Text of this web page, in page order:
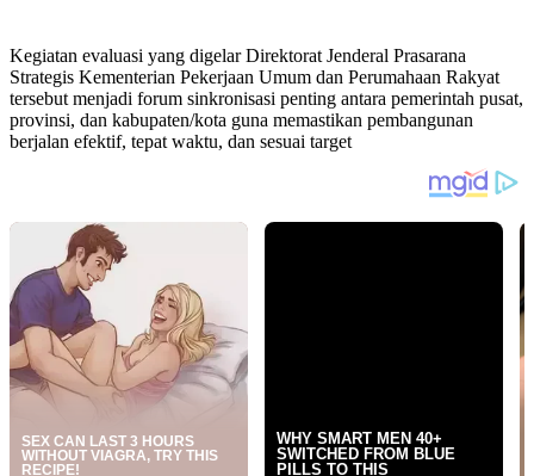
Kegiatan evaluasi yang digelar Direktorat Jenderal Prasarana
Strategis Kementerian Pekerjaan Umum dan Perumahaan Rakyat
tersebut menjadi forum sinkronisasi penting antara pemerintah pusat,
provinsi, dan kabupaten/kota guna memastikan pembangunan
berjalan efektif, tepat waktu, dan sesuai target